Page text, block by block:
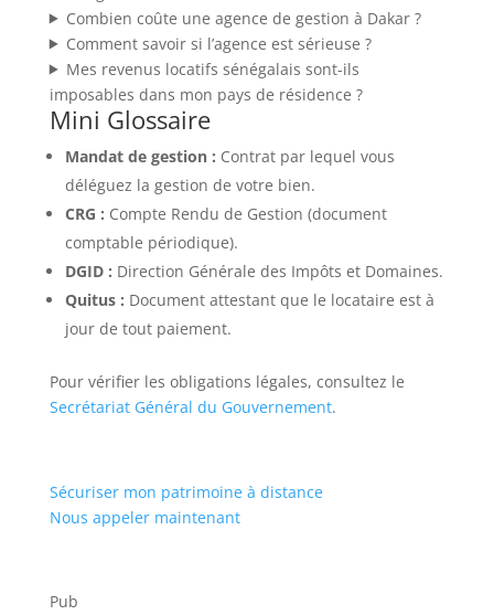
Combien coûte une agence de gestion à Dakar ?
Comment savoir si l’agence est sérieuse ?
Mes revenus locatifs sénégalais sont-ils
imposables dans mon pays de résidence ?
Mini Glossaire
Mandat de gestion : Contrat par lequel vous
déléguez la gestion de votre bien.
CRG : Compte Rendu de Gestion (document
comptable périodique).
DGID : Direction Générale des Impôts et Domaines.
Quitus : Document attestant que le locataire est à
jour de tout paiement.
Pour vérifier les obligations légales, consultez le
Secrétariat Général du Gouvernement.
Sécuriser mon patrimoine à distance
Nous appeler maintenant
Pub